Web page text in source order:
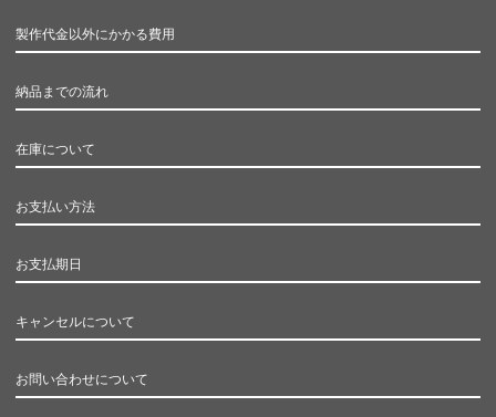
製作代金以外にかかる費用
納品までの流れ
在庫について
お支払い方法
お支払期日
キャンセルについて
お問い合わせについて